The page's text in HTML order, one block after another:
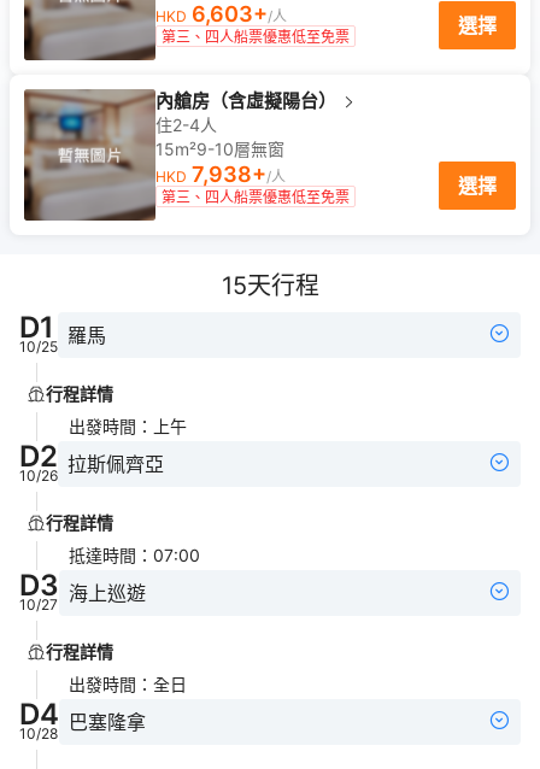
HKD 6,603+/人
第三、四人船票優惠低至免票
選擇
內艙房（含虛擬陽台）
住2-4人
15m²9-10層無窗
HKD 7,938+/人
第三、四人船票優惠低至免票
選擇
15天行程
D1
10/25 羅馬
行程詳情
出發時間 ： 上午
D2
10/26 拉斯佩齊亞
行程詳情
抵達時間 ： 07:00
D3
10/27 海上巡遊
行程詳情
出發時間 ： 全日
D4
10/28 巴塞隆拿